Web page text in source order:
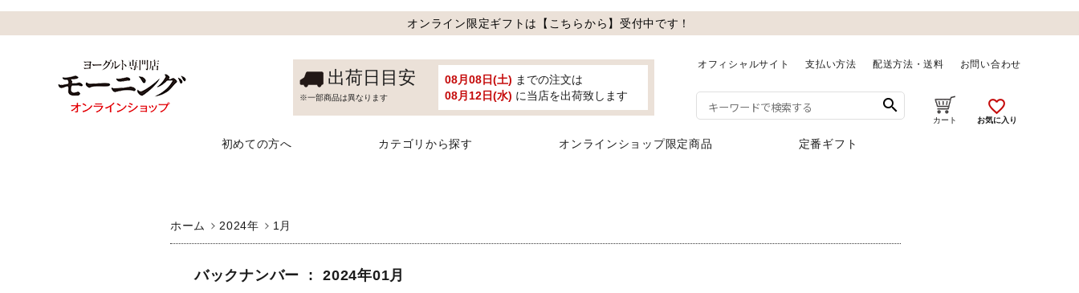
オンライン限定ギフトは【こちらから】受付中です！
出荷日目安
※一部商品は異なります
08月08日(土) までの注文は
08月12日(水) に当店を出荷致します
オフィシャルサイト 支払い方法 配送方法・送料 お問い合わせ
search
カート
favorite_outline
お気に入り
初めての方へ カテゴリから探す オンラインショップ限定商品 定番ギフト
ホーム 2024年 1月
バックナンバー : 2024年01月